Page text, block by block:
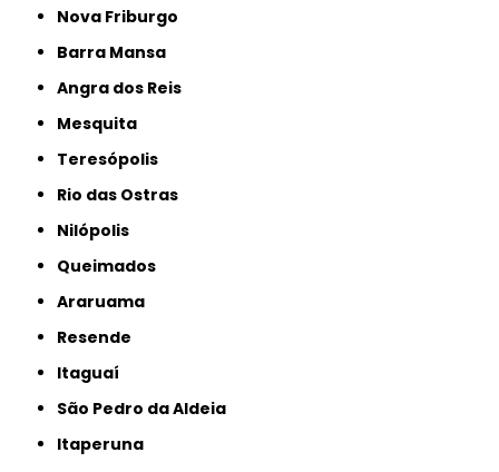
Nova Friburgo
Barra Mansa
Angra dos Reis
Mesquita
Teresópolis
Rio das Ostras
Nilópolis
Queimados
Araruama
Resende
Itaguaí
São Pedro da Aldeia
Itaperuna